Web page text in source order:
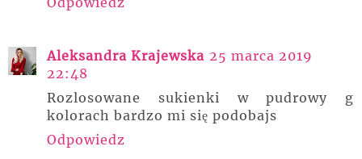
Aleksandra Krajewska 25 marca 2019
22:48
Rozlosowane sukienki w pudrowy g
kolorach bardzo mi się podobajs
Odpowiedz